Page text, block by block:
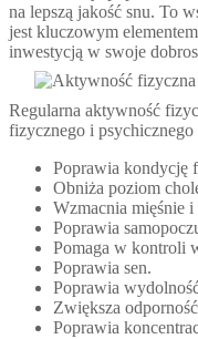
na lepszą jakość snu. To
jest kluczowym
inwestycją w swoje
Regularna aktywność
fizycznego i psychicznego
Poprawia kondycję
Obniża poziom
Wzmacnia mięśnie i
Poprawia
Pomaga w kontroli
Poprawia sen.
Poprawia
Zwiększa
Poprawia